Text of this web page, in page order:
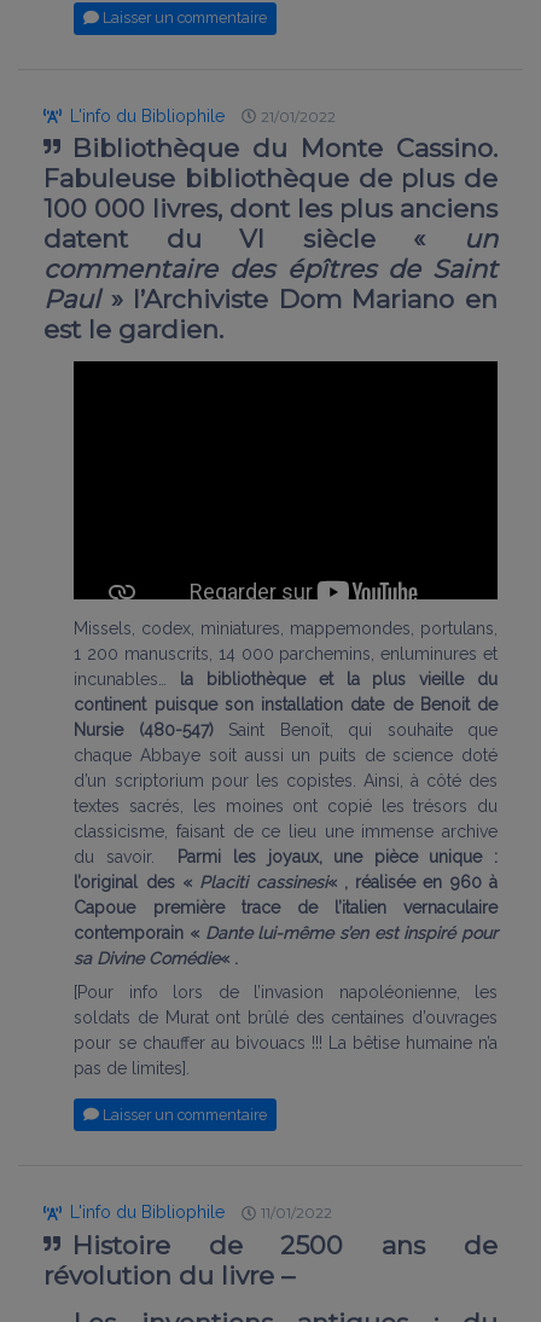
Laisser un commentaire
L'info du Bibliophile 21/01/2022
Bibliothèque du Monte Cassino.
Fabuleuse bibliothèque de plus de
100 000 livres, dont les plus anciens
datent du VI siècle «
un
commentaire des épîtres de Saint
Paul» l’Archiviste Dom Mariano en
est le gardien.
Missels, codex, miniatures, mappemondes, portulans,
1 200 manuscrits, 14 000 parchemins, enluminures et
incunables… la bibliothèque et la plus vieille du
continent puisque son installation date de Benoit de
Nursie (480-547)Saint Benoît, qui souhaite que
chaque Abbaye soit aussi un puits de science doté
d’un scriptorium pour les copistes. Ainsi, à côté des
textes sacrés, les moines ont copié les trésors du
classicisme, faisant de ce lieu une immense archive
du savoir.
Parmi les joyaux, une pièce unique :
l’original des « Placiti cassinesi« , réalisée en 960 à
Capoue première trace de l’italien vernaculaire
contemporain « Dante lui-même s’en est inspiré pour
sa Divine Comédie« .
[Pour info lors de l’invasion napoléonienne, les
soldats de Murat ont brûlé des centaines d’ouvrages
pour se chauffer au bivouacs !!! La bêtise humaine n’a
pas de limites].
Laisser un commentaire
L'info du Bibliophile 11/01/2022
Histoire de 2500 ans de
révolution du livre –